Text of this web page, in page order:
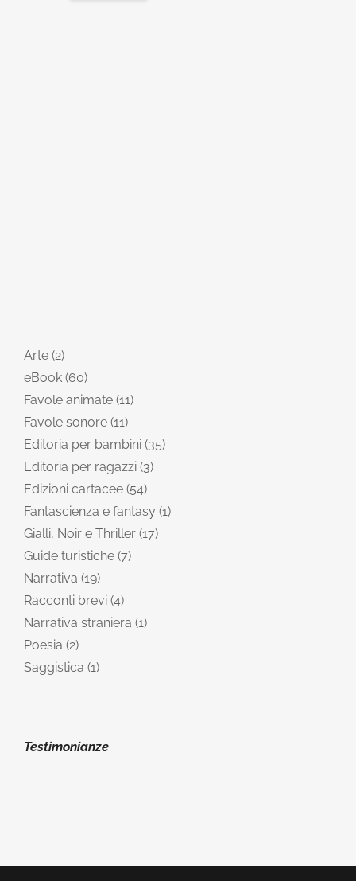
Arte 2
eBook 60
Favole animate 11
Favole sonore 11
Editoria per bambini 35
Editoria per ragazzi 3
Edizioni cartacee 54
Fantascienza e fantasy 1
Gialli, Noir e Thriller 17
Guide turistiche 7
Narrativa 19
Racconti brevi 4
Narrativa straniera 1
Poesia 2
Saggistica 1
Testimonianze